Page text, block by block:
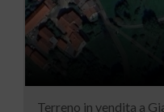
Terreno in vendita a